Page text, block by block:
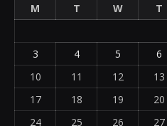
M
T W T
3
4 5 6
10
11 12 13
17
18 19 20
24
25 26 27